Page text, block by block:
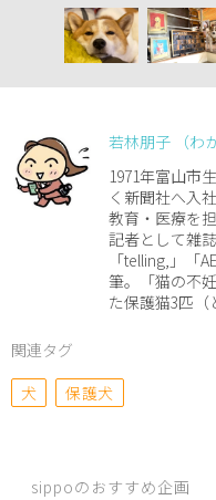
若林朋子 （わ
1971年富山市
く新聞社へ入
教育・医療を
記者として雑
「telling,」「
筆。「猫の不
た保護猫3匹（
関連タグ
犬
保護犬
sippoのおすすめ企画